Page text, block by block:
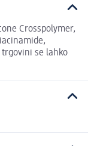
Crosspolymer,
trgovini se lahko